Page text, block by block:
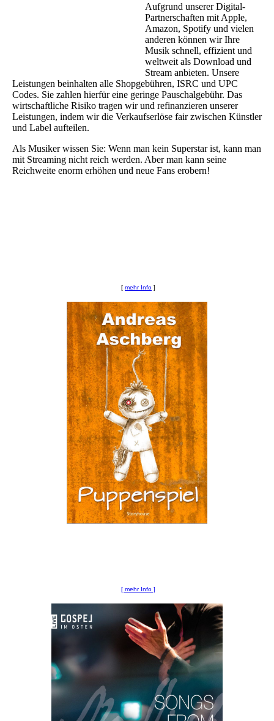
Aufgrund unserer Digital-
Partnerschaften mit Apple,
Amazon, Spotify und vielen
anderen können wir Ihre
Musik schnell, effizient und
weltweit als Download und
Stream anbieten. Unsere
Leistungen beinhalten alle Shopgebühren, ISRC und UPC
Codes. Sie zahlen hierfür eine geringe Pauschalgebühr. Das
wirtschaftliche Risiko tragen wir und refinanzieren unserer
Leistungen, indem wir die Verkaufserlöse fair zwischen Künstler
und Label aufteilen.
Als Musiker wissen Sie: Wenn man kein Superstar ist, kann man
mit Streaming nicht reich werden. Aber man kann seine
Reichweite enorm erhöhen und neue Fans erobern!
[ mehr Info ]
[ mehr Info ]